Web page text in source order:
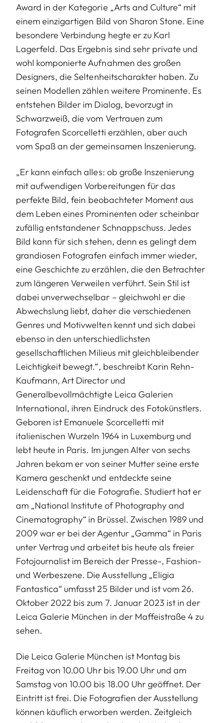
Award in der Kategorie „Arts and Culture“ mit
einem einzigartigen Bild von Sharon Stone. Eine
besondere Verbindung hegte er zu Karl
Lagerfeld. Das Ergebnis sind sehr private und
wohl komponierte Aufnahmen des großen
Designers, die Seltenheitscharakter haben. Zu
seinen Modellen zählen weitere Prominente. Es
entstehen Bilder im Dialog, bevorzugt in
Schwarzweiß, die vom Vertrauen zum
Fotografen Scorcelletti erzählen, aber auch
vom Spaß an der gemeinsamen Inszenierung.
„Er kann einfach alles: ob große Inszenierung
mit aufwendigen Vorbereitungen für das
perfekte Bild, fein beobachteter Moment aus
dem Leben eines Prominenten oder scheinbar
zufällig entstandener Schnappschuss. Jedes
Bild kann für sich stehen, denn es gelingt dem
grandiosen Fotografen einfach immer wieder,
eine Geschichte zu erzählen, die den Betrachter
zum längeren Verweilen verführt. Sein Stil ist
dabei unverwechselbar – gleichwohl er die
Abwechslung liebt, daher die verschiedenen
Genres und Motivwelten kennt und sich dabei
ebenso in den unterschiedlichsten
gesellschaftlichen Milieus mit gleichbleibender
Leichtigkeit bewegt.“, beschreibt Karin Rehn-
Kaufmann, Art Director und
Generalbevollmächtigte Leica Galerien
International, ihren Eindruck des Fotokünstlers.
Geboren ist Emanuele Scorcelletti mit
italienischen Wurzeln 1964 in Luxemburg und
lebt heute in Paris. Im jungen Alter von sechs
Jahren bekam er von seiner Mutter seine erste
Kamera geschenkt und entdeckte seine
Leidenschaft für die Fotografie. Studiert hat er
am „National Institute of Photography and
Cinematography“ in Brüssel. Zwischen 1989 und
2009 war er bei der Agentur „Gamma“ in Paris
unter Vertrag und arbeitet bis heute als freier
Fotojournalist im Bereich der Presse-, Fashion-
und Werbeszene. Die Ausstellung „Eligia
Fantastica“ umfasst 25 Bilder und ist vom 26.
Oktober 2022 bis zum 7. Januar 2023 ist in der
Leica Galerie München in der Maffeistraße 4 zu
sehen.
Die Leica Galerie München ist Montag bis
Freitag von 10.00 Uhr bis 19.00 Uhr und am
Samstag von 10.00 bis 18.00 Uhr geöffnet. Der
Eintritt ist frei. Die Fotografien der Ausstellung
können käuflich erworben werden. Zeitgleich